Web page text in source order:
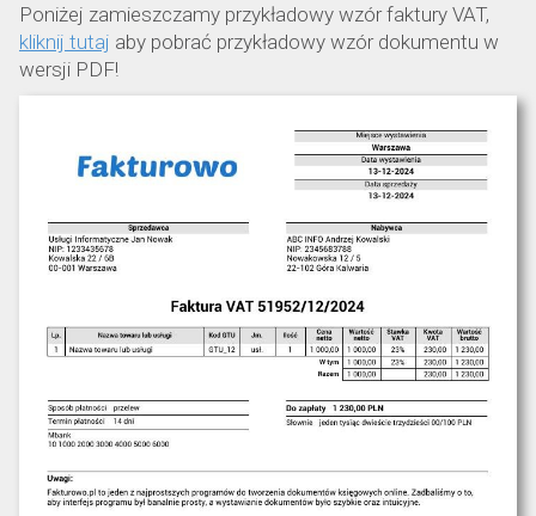
Poniżej zamieszczamy przykładowy wzór faktury VAT,
kliknij tutaj aby pobrać przykładowy wzór dokumentu w
wersji PDF!